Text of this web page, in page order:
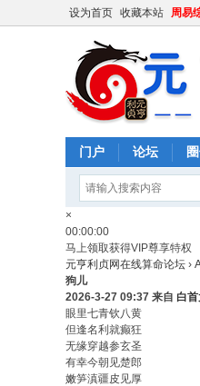
设为首页 收藏本站 周易
门户 论坛
×
00:00:00
马上领取获得VIP尊享特权
元亨利贞网在线算命论坛 ›
狗儿
2026-3-27 09:37 来自 白
眼里七青钦八黄
但逢名利就癫狂
无缘穿越参玄圣
有幸今朝见楚郎
嫩笋滇疆皮见厚